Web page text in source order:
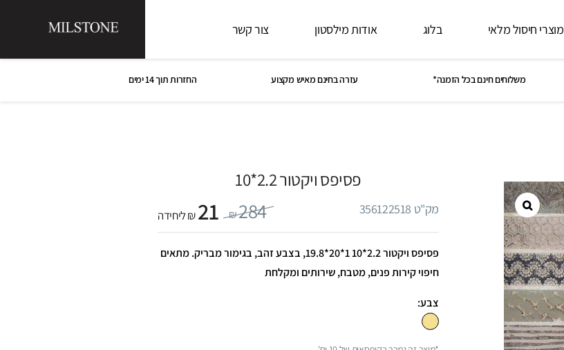
מוצרי חיסול מלאי בלוג אודות מילסטון צור קשר
משלוחים חינם בכל הזמנה* עזרה בחינם מאיש מקצוע החזרות תוך 14 ימים
פסיפס ויקטור 2.2*10
מק"ט 356122518 21₪ ליחידה 284
₪
פסיפס ויקטור 2.2*10 1*20*19.8, בצבע זהב, בגימור מבריק. מתאים
חיפוי קירות פנים, מטבח, שירותים ומקלחת
צבע: